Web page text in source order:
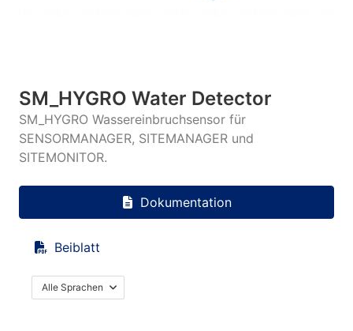
SM_HYGRO Water Detector
SM_HYGRO Wassereinbruchsensor für
SENSORMANAGER, SITEMANAGER und
SITEMONITOR.
Dokumentation
Beiblatt
Alle Sprachen